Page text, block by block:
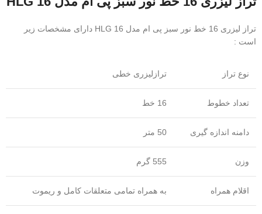
تراز لیزری 16 خط نور سبز پی ام مدل HLG 16 دارای مشخصات زیر
است :
نوع تراز ترازلیزری خطی
تعداد خطوط 16 خط
دامنه اندازه گیری 50 متر
وزن 555 گرم
اقلام همراه به همراه تمامی متعلقات کامل و ریموت